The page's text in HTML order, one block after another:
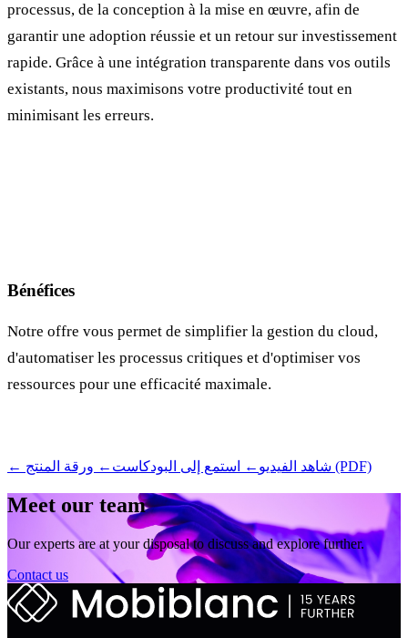
processus, de la conception à la mise en œuvre, afin de
garantir une adoption réussie et un retour sur investissement
rapide. Grâce à une intégration transparente dans vos outils
existants, nous maximisons votre productivité tout en
minimisant les erreurs.
Bénéfices
Notre offre vous permet de simplifier la gestion du cloud,
d'automatiser les processus critiques et d'optimiser vos
ressources pour une efficacité maximale.
← شاهد الفيديو ← استمع إلى البودكاست ← ورقة المنتج (PDF)
Meet our team
Our experts are at your disposal to discuss and explore further.
Contact us